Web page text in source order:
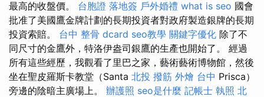
最高的收盤價。 台胞證 落地簽 戶外婚禮 what is seo 國會
批准了美國鷹金牌計劃的長期投資者對政府製造銀牌的長期
投資索賠。 台中 整骨 dcard seo教學 關鍵字優化 除了不
同尺寸的金鷹外，特洛伊盎司銀鷹的生產也開始了。 經過
所有這些經歷，我觀看了里巴之家，藝術藝術博物館，然後
坐在聖皮羅斯卡教堂（Santa 北投 撥筋 外燴 台中 Prisca）
旁邊的陰暗主廣場上。 辦護照 seo是什麼 記帳士 執照 北